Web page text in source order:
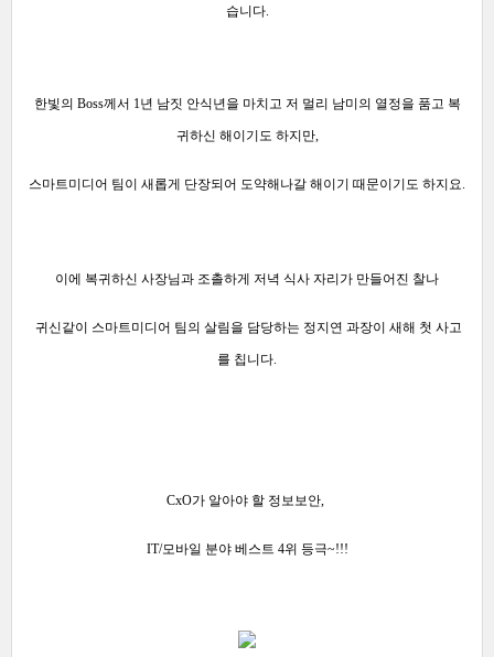
습니다.
한빛의 Boss께서 1년 남짓 안식년을 마치고 저 멀리 남미의 열정을 품고 복
귀하신 해이기도 하지만,
스마트미디어 팀이 새롭게 단장되어 도약해나갈 해이기 때문이기도 하지요.
이에 복귀하신 사장님과 조촐하게 저녁 식사 자리가 만들어진 찰나
귀신같이 스마트미디어 팀의 살림을 담당하는 정지연 과장이 새해 첫 사고
를 칩니다.
CxO가 알아야 할 정보보안,
IT/모바일 분야 베스트 4위 등극~!!!